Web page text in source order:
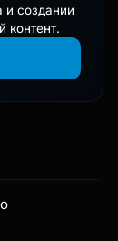
и создании
контент.